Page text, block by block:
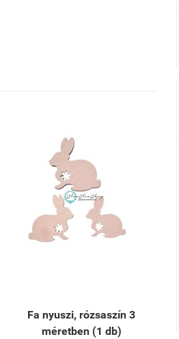
Fa nyuszi, rózsaszín 3
méretben (1 db)